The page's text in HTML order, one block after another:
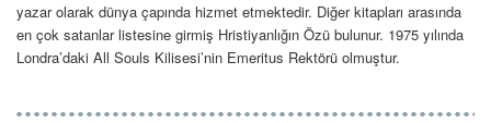
yazar olarak dünya çapında hizmet etmektedir. Diğer kitapları arasında
en çok satanlar listesine girmiş Hristiyanlığın Özü bulunur. 1975 yılında
Londra’daki All Souls Kilisesi’nin Emeritus Rektörü olmuştur.